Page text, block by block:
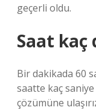
geçerli oldu.
Saat kaç
Bir dakikada 60
saatte kaç saniye
çözümüne